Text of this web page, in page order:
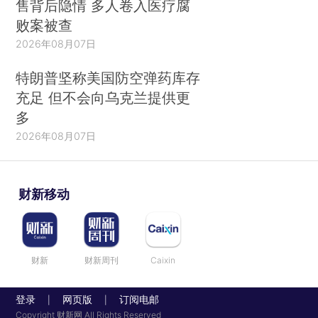
售背后隐情 多人卷入医疗腐
败案被查
2026年08月07日
特朗普坚称美国防空弹药库存
充足 但不会向乌克兰提供更
多
2026年08月07日
财新移动
财新 财新周刊 Caixin
登录 网页版 订阅电邮
Copyright 财新网 All Rights Reserved